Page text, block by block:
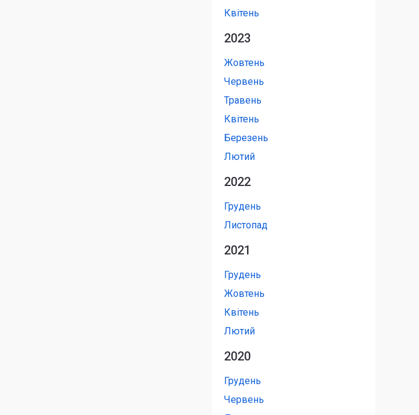
Квітень
2023
Жовтень
Червень
Травень
Квітень
Березень
Лютий
2022
Грудень
Листопад
2021
Грудень
Жовтень
Квітень
Лютий
2020
Грудень
Червень